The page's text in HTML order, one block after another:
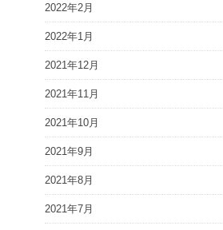
2022年2月
2022年1月
2021年12月
2021年11月
2021年10月
2021年9月
2021年8月
2021年7月